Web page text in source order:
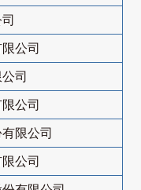
公司
司
公司
限公司
公司